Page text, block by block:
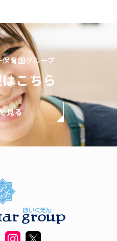
育園グループ
こちら
見る